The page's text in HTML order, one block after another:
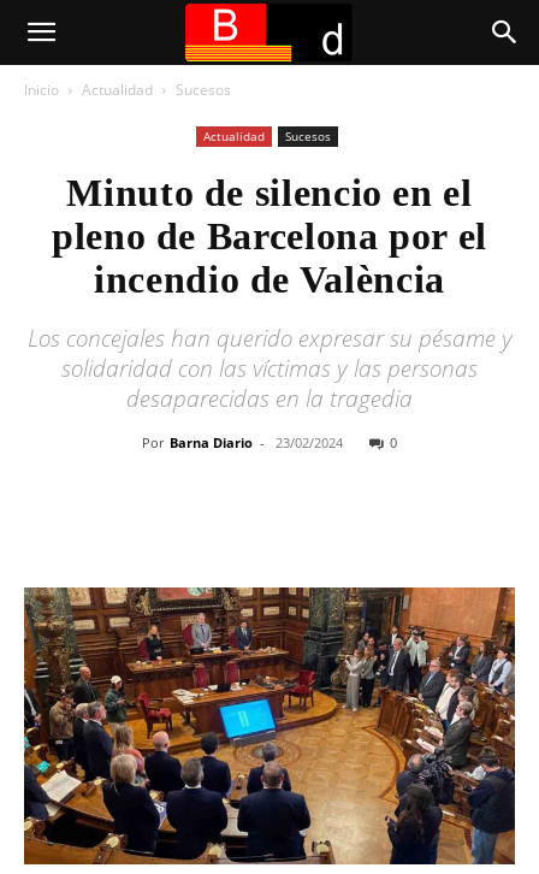
Inicio Actualidad Sucesos
Actualidad Sucesos
Minuto de silencio en el
pleno de Barcelona por el
incendio de València
Los concejales han querido expresar su pésame y
solidaridad con las víctimas y las personas
desaparecidas en la tragedia
Por Barna Diario - 23/02/2024 0